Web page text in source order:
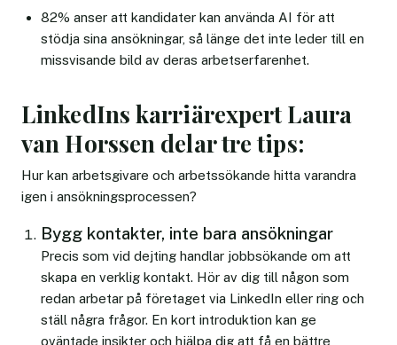
82% anser att kandidater kan använda AI för att
stödja sina ansökningar, så länge det inte leder till en
missvisande bild av deras arbetserfarenhet.
LinkedIns karriärexpert Laura
van Horssen delar tre tips:
Hur kan arbetsgivare och arbetssökande hitta varandra
igen i ansökningsprocessen?
Bygg kontakter, inte bara ansökningar
Precis som vid dejting handlar jobbsökande om att
skapa en verklig kontakt. Hör av dig till någon som
redan arbetar på företaget via LinkedIn eller ring och
ställ några frågor. En kort introduktion kan ge
oväntade insikter och hjälpa dig att få en bättre